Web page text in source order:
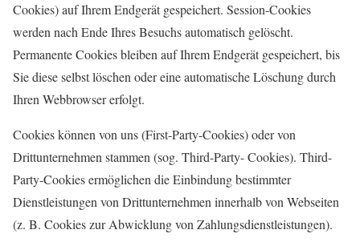
Cookies) auf Ihrem Endgerät gespeichert. Session-Cookies
werden nach Ende Ihres Besuchs automatisch gelöscht.
Permanente Cookies bleiben auf Ihrem Endgerät gespeichert, bis
Sie diese selbst löschen oder eine automatische Löschung durch
Ihren Webbrowser erfolgt.
Cookies können von uns (First-Party-Cookies) oder von
Drittunternehmen stammen (sog. Third-Party- Cookies). Third-
Party-Cookies ermöglichen die Einbindung bestimmter
Dienstleistungen von Drittunternehmen innerhalb von Webseiten
(z. B. Cookies zur Abwicklung von Zahlungsdienstleistungen).